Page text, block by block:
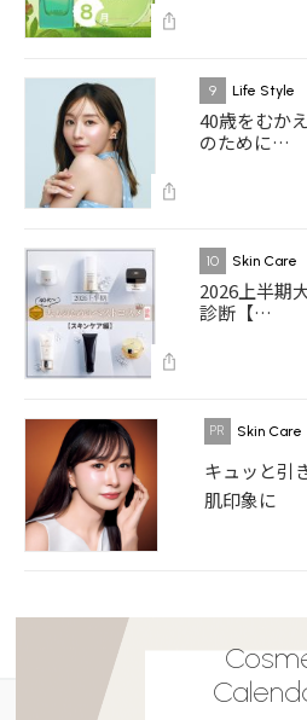
9 Life Style
40歳をむか
のために…
10 Skin Care
2026上半期
診断【…
Skin Care
キュッと引
肌印象に